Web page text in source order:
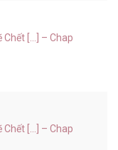
Chết [...] – Chap
Chết [...] – Chap